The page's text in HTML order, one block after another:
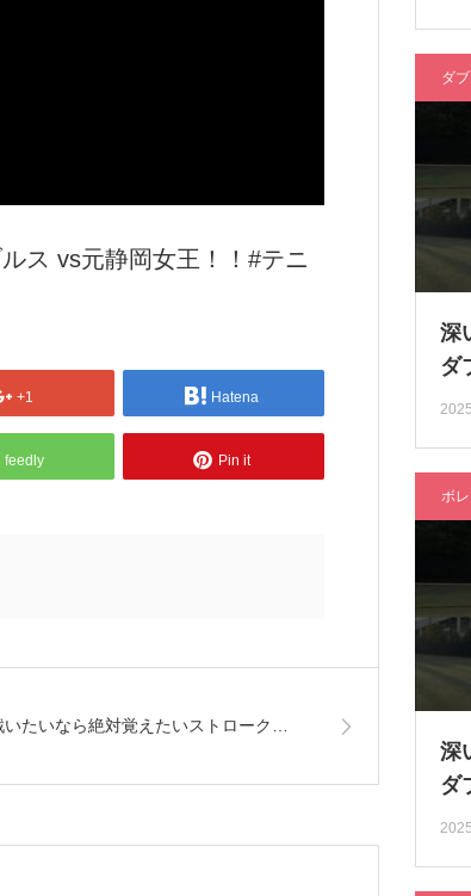
ス vs元静岡女王！！#テニ
+1 Hatena
feedly Pin it
いたいなら絶対覚えたいストローク…
ダ
深
ダ
ボ
深
ダ